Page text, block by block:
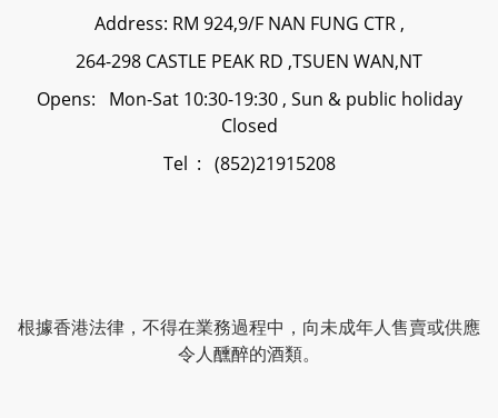
Address: RM 924,9/F NAN FUNG CTR ,
264-298 CASTLE PEAK RD ,TSUEN WAN,NT
Opens: Mon-Sat 10:30-19:30 , Sun & public holiday
Closed
Tel : (852)21915208
根據香港法律，不得在業務過程中，向未成年人售賣或供應
令人醺醉的酒類。